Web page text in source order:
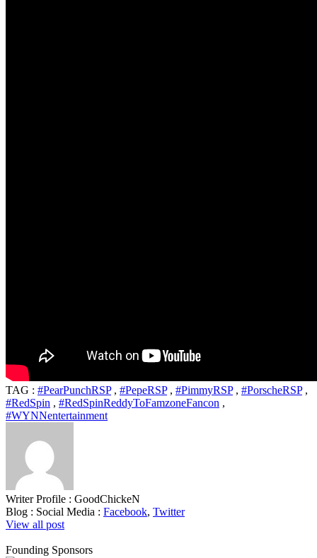
TAG : #PearPunchRSP, #PepeRSP, #PimmyRSP, #PorscheRSP,
#RedSpin , #RedSpinReddyToFamzoneFancon ,
#WYNNentertainment
Writer Profile : GoodChickeN
Blog : Social Media : Facebook, Twitter
View all post
Founding Sponsors